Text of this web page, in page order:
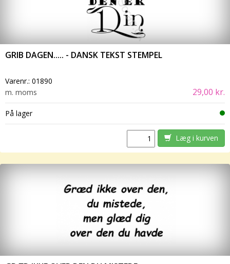
GRIB DAGEN..... - DANSK TEKST STEMPEL
Varenr.: 01890
m. moms
29,00 kr.
På lager
Læg i kurven